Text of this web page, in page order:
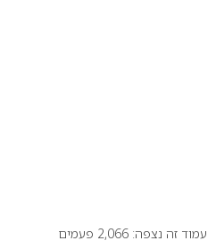
עמוד זה נצפה: 2,066 פעמים